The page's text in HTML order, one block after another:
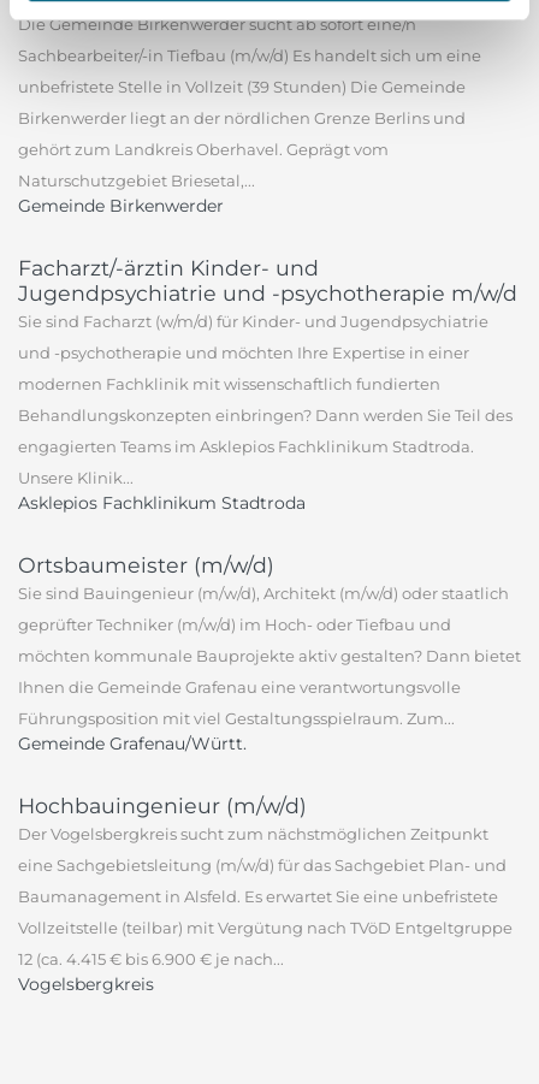
Die Gemeinde Birkenwerder sucht ab sofort eine/n
Sachbearbeiter/-in Tiefbau (m/w/d) Es handelt sich um eine
unbefristete Stelle in Vollzeit (39 Stunden) Die Gemeinde
Birkenwerder liegt an der nördlichen Grenze Berlins und
gehört zum Landkreis Oberhavel. Geprägt vom
Naturschutzgebiet Briesetal,...
Gemeinde Birkenwerder
Facharzt/-ärztin Kinder- und
Jugendpsychiatrie und -psychotherapie m/w/d
Sie sind Facharzt (w/m/d) für Kinder- und Jugendpsychiatrie
und -psychotherapie und möchten Ihre Expertise in einer
modernen Fachklinik mit wissenschaftlich fundierten
Behandlungskonzepten einbringen? Dann werden Sie Teil des
engagierten Teams im Asklepios Fachklinikum Stadtroda.
Unsere Klinik...
Asklepios Fachklinikum Stadtroda
Ortsbaumeister (m/w/d)
Sie sind Bauingenieur (m/w/d), Architekt (m/w/d) oder staatlich
geprüfter Techniker (m/w/d) im Hoch- oder Tiefbau und
möchten kommunale Bauprojekte aktiv gestalten? Dann bietet
Ihnen die Gemeinde Grafenau eine verantwortungsvolle
Führungsposition mit viel Gestaltungsspielraum. Zum...
Gemeinde Grafenau/Württ.
Hochbauingenieur (m/w/d)
Der Vogelsbergkreis sucht zum nächstmöglichen Zeitpunkt
eine Sachgebietsleitung (m/w/d) für das Sachgebiet Plan- und
Baumanagement in Alsfeld. Es erwartet Sie eine unbefristete
Vollzeitstelle (teilbar) mit Vergütung nach TVöD Entgeltgruppe
12 (ca. 4.415 € bis 6.900 € je nach...
Vogelsbergkreis